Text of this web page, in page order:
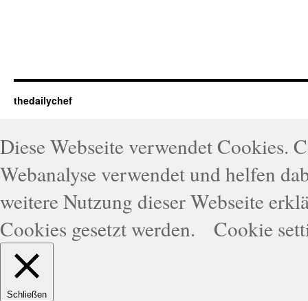
thedailychef
Diese Webseite verwendet Cookies.
Webanalyse verwendet und helfen
weitere Nutzung dieser Webseite
Cookies gesetzt werden.
Cookie
Schließen